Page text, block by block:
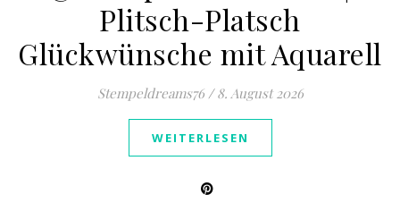
Plitsch-Platsch
Glückwünsche mit Aquarell
Stempeldreams76 / 8. August 2026
WEITERLESEN